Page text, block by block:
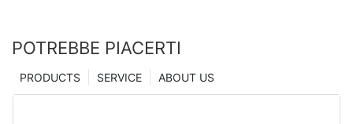
POTREBBE PIACERTI
ABOUT US
SERVICE
PRODUCTS